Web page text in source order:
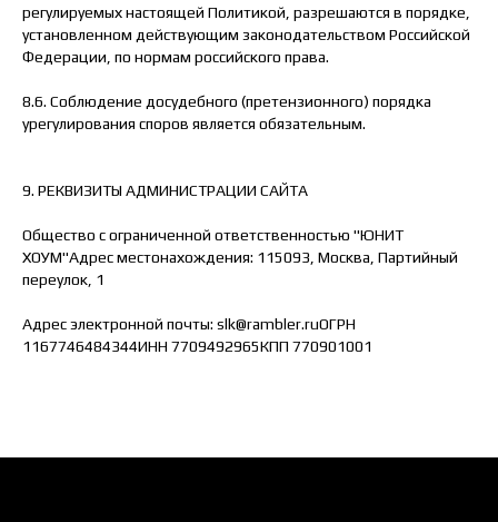
регулируемых настоящей Политикой, разрешаются в порядке,
установленном действующим законодательством Российской
Федерации, по нормам российского права.
8.6. Соблюдение досудебного (претензионного) порядка
урегулирования споров является обязательным.
9. РЕКВИЗИТЫ АДМИНИСТРАЦИИ САЙТА
Общество с ограниченной ответственностью "ЮНИТ
ХОУМ"Адрес местонахождения: 115093, Москва, Партийный
переулок, 1
Адрес электронной почты: slk@rambler.ruОГРН
1167746484344ИНН 7709492965КПП 770901001